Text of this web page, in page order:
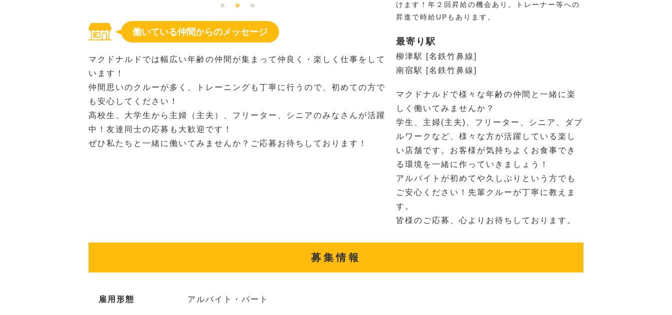
働いている仲間からのメッセージ
マクドナルドでは幅広い年齢の仲間が集まって仲良く・楽しく仕事をして
います！
仲間思いのクルーが多く、トレーニングも丁寧に行うので、初めての方で
も安心してください！
高校生、大学生から主婦（主夫）、フリーター、シニアのみなさんが活躍
中！友達同士の応募も大歓迎です！
ぜひ私たちと一緒に働いてみませんか？ご応募お待ちしております！
けます！年２回昇給の機会あり。トレーナー等への
昇進で時給UPもあります。
最寄り駅
柳津駅 [名鉄竹鼻線]
南宿駅 [名鉄竹鼻線]
マクドナルドで様々な年齢の仲間と一緒に楽
しく働いてみませんか？
学生、主婦(主夫)、フリーター、シニア、ダブ
ルワークなど、様々な方が活躍している楽し
い店舗です。お客様が気持ちよくお食事でき
る環境を一緒に作っていきましょう！
アルバイトが初めてや久しぶりという方でも
ご安心ください！先輩クルーが丁寧に教えま
す。
皆様のご応募、心よりお待ちしております。
募集情報
雇用形態 アルバイト・パート